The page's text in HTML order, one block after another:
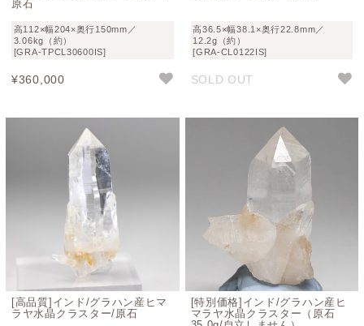
原石
高112×幅204×奥行150mm／
3.06kg（約）
[GRA-TPCL30600IS]
¥360,000
高36.5×幅38.1×奥行22.8mm／
12.2g（約）
[GRA-CL0122IS]
SOLD OUT
[高品質]インド/グラハン産ヒマ
ラヤ水晶クラスター/原石
[特別価格]インド/グラハン産ヒ
マラヤ水晶クラスター（原石